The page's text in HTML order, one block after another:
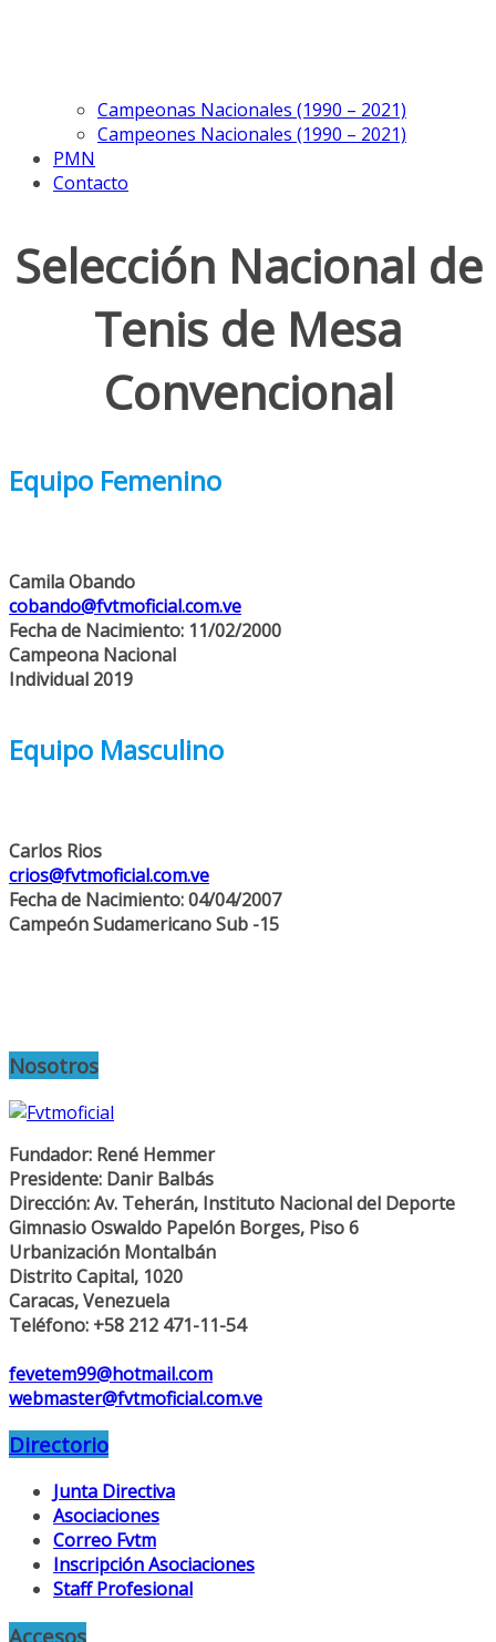
Campeonas Nacionales (1990 – 2021)
Campeones Nacionales (1990 – 2021)
PMN
Contacto
Selección Nacional de
Tenis de Mesa
Convencional
Equipo Femenino
Camila Obando
cobando@fvtmoficial.com.ve
Fecha de Nacimiento: 11/02/2000
Campeona Nacional
Individual 2019
Equipo Masculino
Carlos Rios
crios@fvtmoficial.com.ve
Fecha de Nacimiento: 04/04/2007
Campeón SudamericanoSub -15
Nosotros
Fundador: René Hemmer
Presidente: Danir Balbás
Dirección: Av. Teherán, Instituto Nacional del Deporte
Gimnasio Oswaldo Papelón Borges, Piso 6
Urbanización Montalbán
Distrito Capital, 1020
Caracas, Venezuela
Teléfono: +58 212 471-11-54
fevetem99@hotmail.com
webmaster@fvtmoficial.com.ve
Directorio
Junta Directiva
Asociaciones
Correo Fvtm
Inscripción Asociaciones
Staff Profesional
Accesos